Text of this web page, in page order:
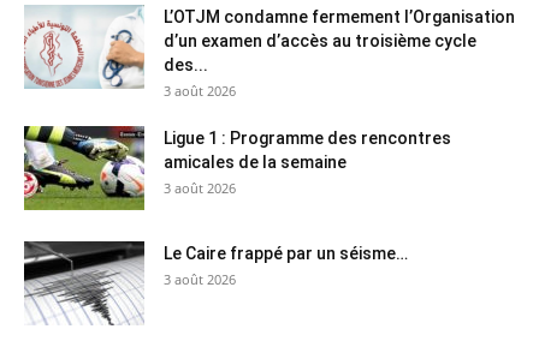
L’OTJM condamne fermement l’Organisation
d’un examen d’accès au troisième cycle
des...
3 août 2026
Ligue 1 : Programme des rencontres
amicales de la semaine
3 août 2026
Le Caire frappé par un séisme…
3 août 2026